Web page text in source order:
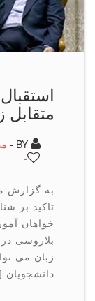
استقبال
متقابل زبان
مدل
به گزارش مدل
تاكید بر
خواهان آموزش
بلاروسی در
زبان می تواند
دانشجویان […]